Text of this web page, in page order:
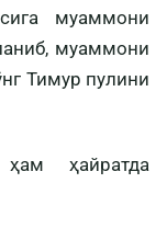
муаммони
муаммони
Тимур пулини
ҳайратда